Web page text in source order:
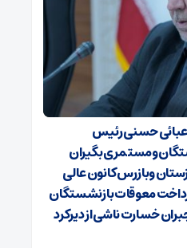
عبائی حسنی رئیس
ومستمری بگیران
وبازرس کانون عالی
معوقات بازنشستگان
خسارت ناشی از دیرکرد